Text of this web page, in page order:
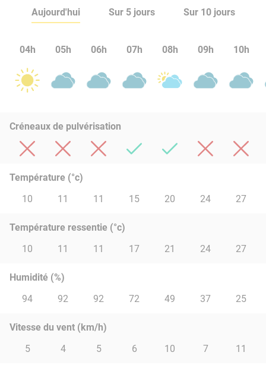
Aujourd'hui Sur 5 jours Sur 10 jours
04h 05h 06h 07h 08h 09h 10h
Créneaux de pulvérisation
Température (°c)
10
11 11 15 20 24 27
Température ressentie (°c)
10
11 11 17 21 24 27
Humidité (%)
94
92 92 72 49 37 25
Vitesse du vent (km/h)
5
4 5 6 10 7 11